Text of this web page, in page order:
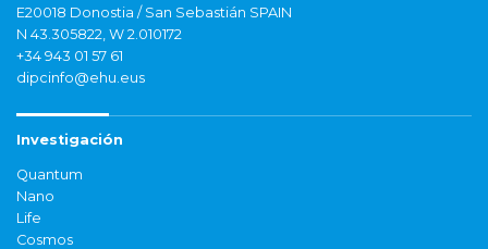
E20018 Donostia / San Sebastián SPAIN
N 43.305822, W 2.010172
+34 943 01 57 61
dipcinfo@ehu.eus
Investigación
Quantum
Nano
Life
Cosmos